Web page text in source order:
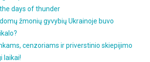
days of thunder
žmonių gyvybių Ukrainoje buvo
cenzoriams ir priverstinio skiepijimo
laikai!